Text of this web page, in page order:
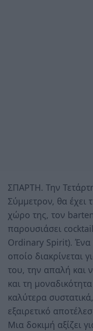
ΣΠΑΡΤΗ. Την
Σύμμετρον, θα έχει
χώρο της, τον
παρουσιάσει
Ordinary Spirit). Ένα
οποίο διακρίνεται
του, την απαλή και
και τη
καλύτερα
εξαιρετικό
Μια δοκιμή αξίζει